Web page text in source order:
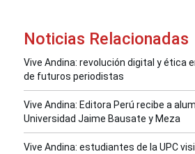
Noticias Relacionadas
Vive Andina: revolución digital y ética
de futuros periodistas
Vive Andina: Editora Perú recibe a
Universidad Jaime Bausate y Meza
Vive Andina: estudiantes de la UPC